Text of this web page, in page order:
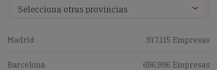
Madrid 917,115 Empresas
Barcelona 696,996 Empresas